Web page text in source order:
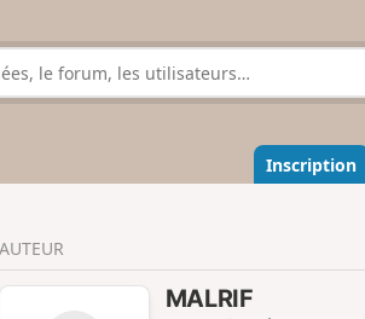
Inscription
AUTEUR
MALRIF